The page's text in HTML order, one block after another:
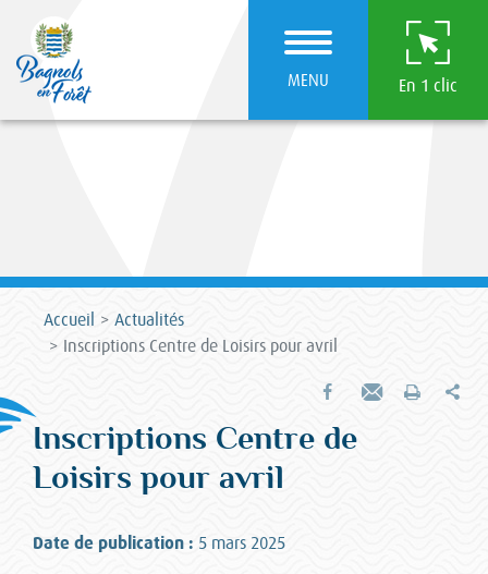
MENU En 1 clic
Accueil
Actualités
Inscriptions Centre de Loisirs pour avril
Partager sur Facebook
Envoyer par e-mail
Imprimer
Inscriptions Centre de
Loisirs pour avril
Date de publication : 5 mars 2025